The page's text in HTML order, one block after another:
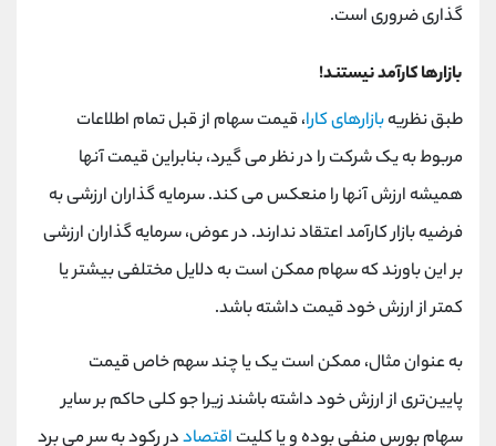
گذاری ضروری است.
بازارها کارآمد نیستند!
طبق نظریهبازارهای کارا، قیمت سهام از قبل تمام اطلاعات
مربوط به یک شرکت را در نظر می گیرد، بنابراین قیمت آنها
همیشه ارزش آنها را منعکس می کند. سرمایه گذاران ارزشی به
فرضیه بازار کارآمد اعتقاد ندارند. در عوض، سرمایه گذاران ارزشی
بر این باورند که سهام ممکن است به دلایل مختلفی بیشتر یا
کمتر از ارزش خود قیمت داشته باشد.
به عنوان مثال، ممکن است یک یا چند سهم خاص قیمت
پایین‌تری از ارزش خود داشته باشند زیرا جو کلی حاکم بر سایر
سهام بورس منفی بوده و یا کلیت اقتصاددر رکود به سر می برد